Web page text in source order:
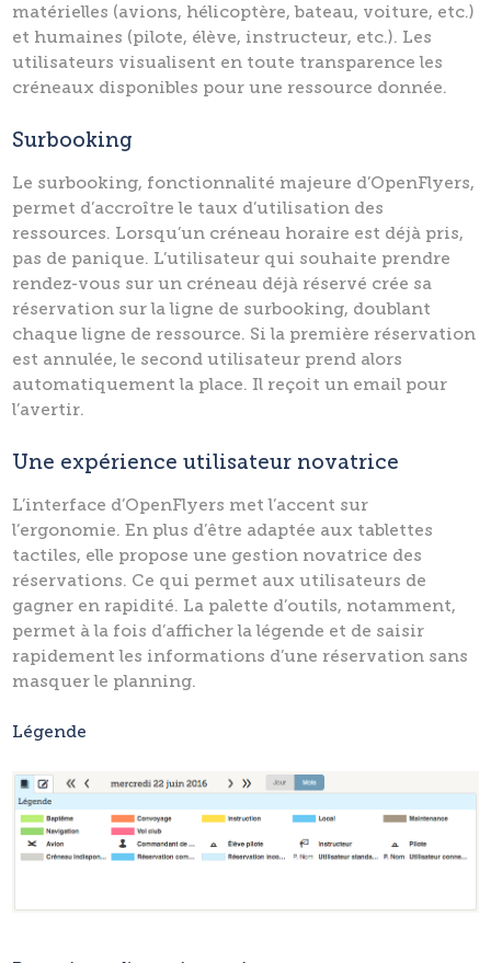
matérielles (avions, hélicoptère, bateau, voiture, etc.)
et humaines (pilote, élève, instructeur, etc.). Les
utilisateurs visualisent en toute transparence les
créneaux disponibles pour une ressource donnée.
Surbooking
Le surbooking, fonctionnalité majeure d’OpenFlyers,
permet d’accroître le taux d’utilisation des
ressources. Lorsqu’un créneau horaire est déjà pris,
pas de panique. L’utilisateur qui souhaite prendre
rendez-vous sur un créneau déjà réservé crée sa
réservation sur la ligne de surbooking, doublant
chaque ligne de ressource. Si la première réservation
est annulée, le second utilisateur prend alors
automatiquement la place. Il reçoit un email pour
l’avertir.
Une expérience utilisateur novatrice
L’interface d’OpenFlyers met l’accent sur
l’ergonomie. En plus d’être adaptée aux tablettes
tactiles, elle propose une gestion novatrice des
réservations. Ce qui permet aux utilisateurs de
gagner en rapidité. La palette d’outils, notamment,
permet à la fois d’afficher la légende et de saisir
rapidement les informations d’une réservation sans
masquer le planning.
Légende